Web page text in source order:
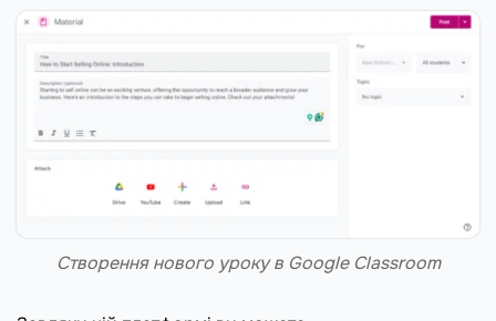
Створення нового уроку в Google Classroom